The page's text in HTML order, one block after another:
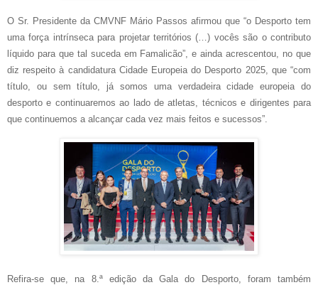
O Sr. Presidente da CMVNF Mário Passos afirmou que “o Desporto tem
uma força intrínseca para projetar territórios (…) vocês são o contributo
líquido para que tal suceda em Famalicão”, e ainda acrescentou, no que
diz respeito à candidatura Cidade Europeia do Desporto 2025, que “com
título, ou sem título, já somos uma verdadeira cidade europeia do
desporto e continuaremos ao lado de atletas, técnicos e dirigentes para
que continuemos a alcançar cada vez mais feitos e sucessos”.
Refira-se que, na 8.ª edição da Gala do Desporto, foram também